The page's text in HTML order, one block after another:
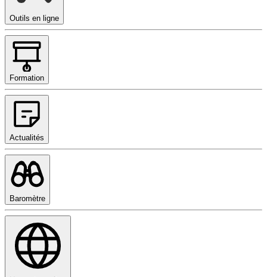
Outils en ligne
Formation
Actualités
Baromètre